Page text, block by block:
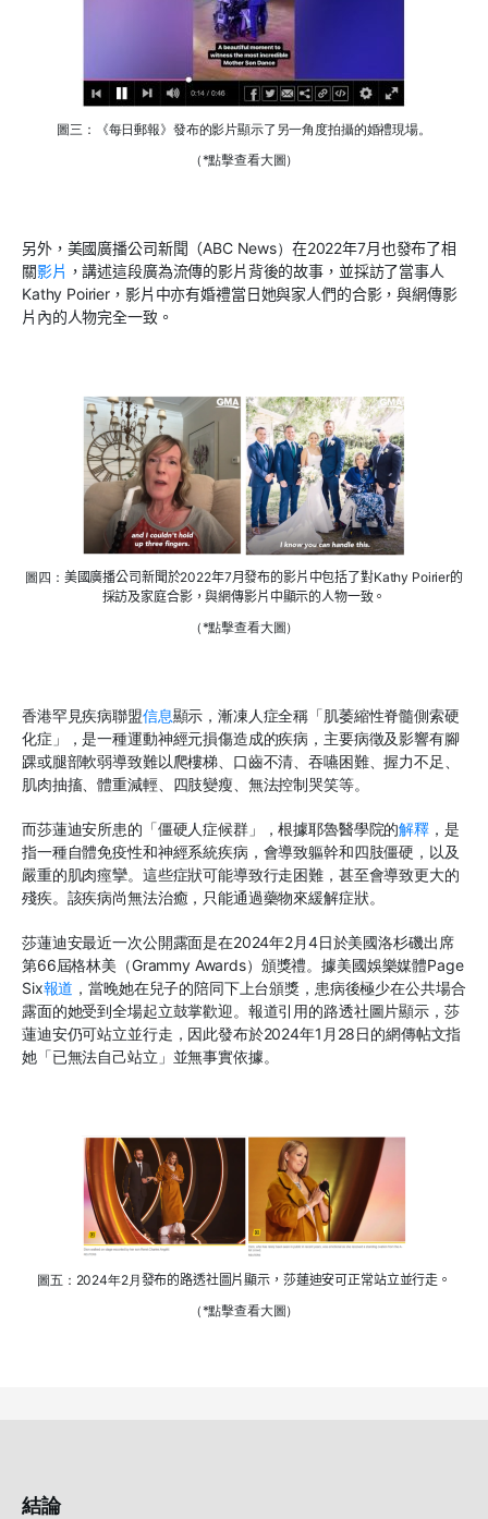
圖三：《每日郵報》發布的影片顯示了另一角度拍攝的婚禮現場。
（*點擊查看大圖）
另外， 美國廣播公司新聞（ABC News） 在2022年7月也發布了相
關影片 ，講述這段廣為流傳的影片背後的故事，並採訪了當事人
Kathy Poirier，影片中亦有婚禮當日她與家人們的合影，與網傳影
片內的人物完全一致。
圖四： 美國廣播公司新聞於2022年7月發布的影片中包括了對Kathy Poirier的
採訪及家庭合影，與網傳影片中顯示的人物一致。
（*點擊查看大圖）
香港罕見疾病聯盟信息顯示，漸凍人症全稱 「肌萎縮性脊髓側索硬
化症 」
，是一種運動神經元損傷造成的疾病，主要病徵及影響有腳
踝或腿部軟弱導致難以爬樓梯、口齒不清、吞嚥困難、握力不足、
肌肉抽搐、體重減輕、四肢變瘦、無法控制哭笑等。
而莎蓮迪安所患的「僵硬人症候群」 ，根據耶魯醫學院的解釋， 是
指一種自體免疫性和神經系統疾病，會導致軀幹和四肢僵硬，以及
嚴重的肌肉痙攣。這些症狀可能導致行走困難，甚至會導致更大的
殘疾。該疾病尚無法治癒 ， 只能通過藥物來緩解症狀。
莎蓮迪安最近一次公開露面是在2024年2月4日於美國洛杉磯出席
第66屆格林美（Grammy Awards）頒獎禮。據美國娛樂媒體Page
Six報道 ，當晚她在兒子的陪同下上台頒獎，患病後極少在公共場合
露面的她受到全場起立鼓掌歡迎。報道引用的路透社圖片顯示， 莎
蓮迪安仍可站立並行走 ， 因此發布於2024年1月28日的網傳帖文指
她「已無法自己站立」並無事實依據。
圖五：2024年2月發布的路透社圖片顯示，莎蓮迪安可正常站立並行走。
（*點擊查看大圖）
結論